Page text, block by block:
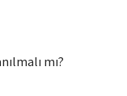
mı?